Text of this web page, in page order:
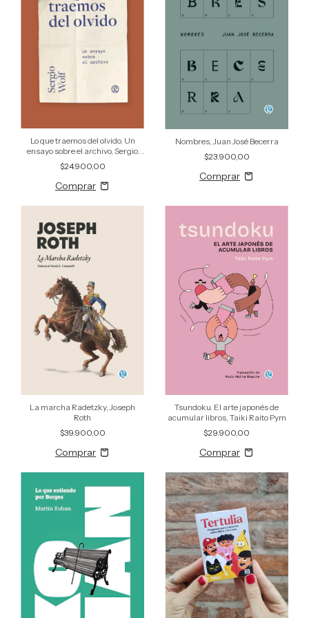
Lo que traemos del olvido. Un
ensayo sobre el archivo, Sergio
$24.900,00
Nombres, Juan José Becerra
$23.900,00
La marcha Radetzky, Joseph
Roth
$39.900,00
Tsundoku. El arte japonés de
acumular libros, Taiki Raito Pym
$29.900,00